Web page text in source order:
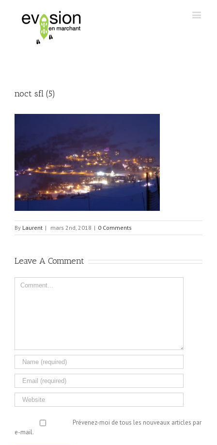
noct sfl (5)
By Laurent | mars 2nd, 2018 | 0 Comments
Leave A Comment
Comment
Prévenez-moi de tous les nouveaux articles par
e-mail.